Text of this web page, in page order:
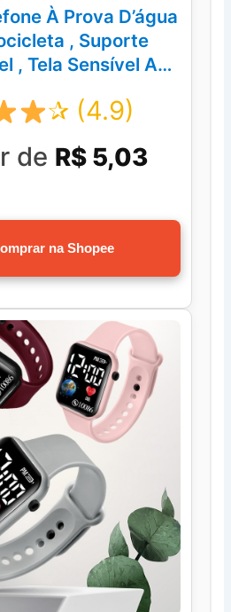
À Prova D’água
, Suporte
, Tela Sensível Ao
✰ (4.9)
de R$ 5,03
na Shopee